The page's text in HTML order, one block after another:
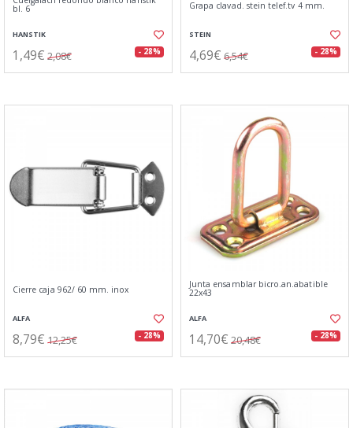
bl. 6
HANSTIK
1,49€ 2,08€ - 28%
Grapa clavad. stein telef.tv 4 mm.
STEIN
4,69€ 6,54€ - 28%
Cierre caja 962/ 60 mm. inox
ALFA
8,79€ 12,25€ - 28%
Junta ensamblar bicro.an.abatible
22x43
ALFA
14,70€ 20,48€ - 28%